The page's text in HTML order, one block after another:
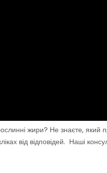
жири? Не знаєте,
від відповідей. Наші